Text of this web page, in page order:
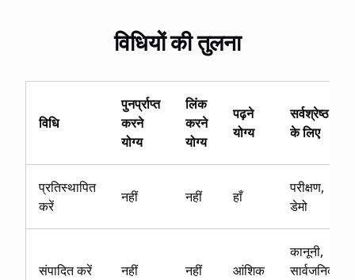
विधियों की तुलना
विधि
पुनर्प्राप्त
करने
योग्य
लिंक
करने
योग्य
पढ़ने
योग्य
सर्वश्रेष्ठ
के लिए
प्रतिस्थापित
करें
नहीं नहीं हाँ
परीक्षण,
डेमो
संपादित करें नहीं नहीं आंशिक
कानूनी,
सार्वजनिक